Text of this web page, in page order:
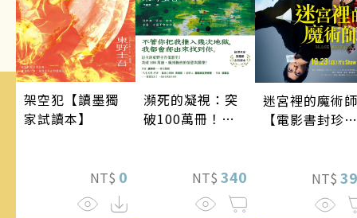
架空犯【讀墨獨
家試讀本】
NT$ 0
瀕死的凝視：突
破100萬冊！這
的情慾與驚悚！
NT$ 340
迷宮裡的魔術師
【電影書封珍藏
NT$